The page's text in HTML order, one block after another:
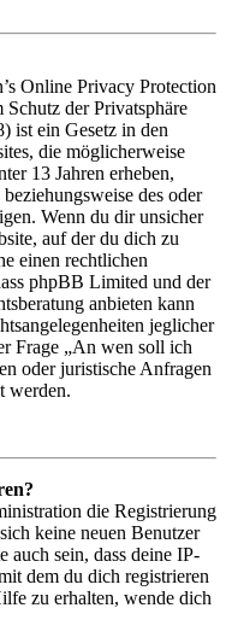
Online Privacy Protection
der Privatsphäre
ist ein Gesetz in den
die möglicherweise
13 Jahren erheben,
des oder
Wenn du dir unsicher
auf der du dich zu
einen rechtlichen
phpBB Limited und der
anbieten kann
jeglicher
Frage „An wen soll ich
oder juristische Anfragen
werden.
die Registrierung
keine neuen Benutzer
auch sein, dass deine IP-
dem du dich registrieren
zu erhalten, wende dich